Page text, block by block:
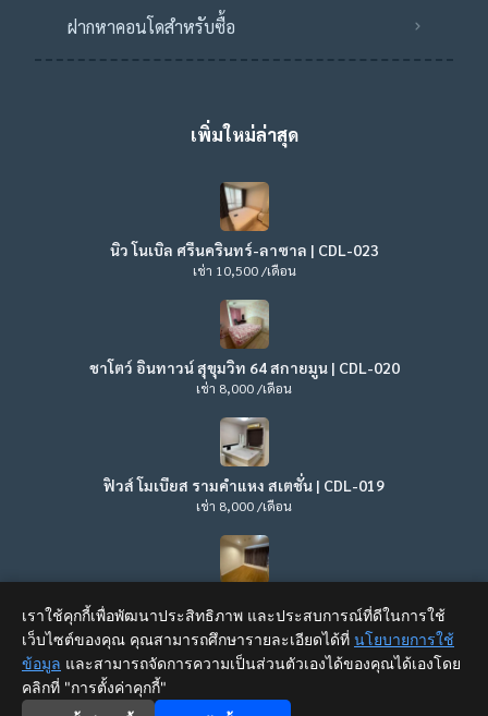
ฝากหาคอนโดสำหรับซื้อ
เพิ่มใหม่ล่าสุด
นิว โนเบิล ศรีนครินทร์-ลาซาล | CDL-023
เช่า 10,500 /เดือน
ชาโตว์ อินทาวน์ สุขุมวิท 64 สกายมูน | CDL-020
เช่า 8,000 /เดือน
ฟิวส์ โมเบียส รามคำแหง สเตชั่น | CDL-019
เช่า 8,000 /เดือน
ลุมพินี วิลล์ ลาดพร้าว – โชคชัย 4 | CDL-017
เช่า 8,500 /เดือน
support_agent for_you
เราใช้คุกกี้เพื่อพัฒนาประสิทธิภาพ และประสบการณ์ที่ดีในการใช้
เว็บไซต์ของคุณ คุณสามารถศึกษารายละเอียดได้ที่ นโยบายการใช้
ข้อมูล และสามารถจัดการความเป็นส่วนตัวเองได้ของคุณได้เองโดย
คลิกที่ "การตั้งค่าคุกกี้"